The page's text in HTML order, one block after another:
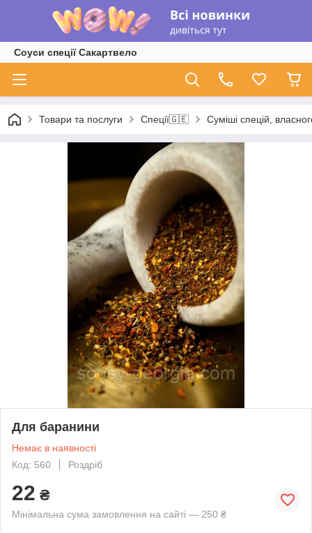
Соуси спеції Сакартвело
Товари та послуги Спеції🇬🇪 Суміші спецій,
Для баранини
Немає в наявності
Код: 560
Роздріб
22 ₴
Мінімальна сума замовлення на сайті — 250 ₴